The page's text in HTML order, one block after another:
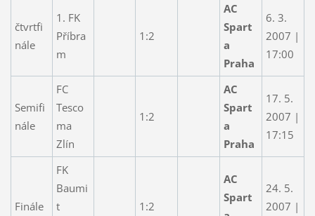
čtvrtfi
nále
1. FK
Příbra
m
1:2
AC
Spart
a
Praha
6. 3.
2007 |
17:00
Semifi
nále
FC
Tesco
ma
Zlín
1:2
AC
Spart
a
Praha
17. 5.
2007 |
17:15
Finále
FK
Baumi
t
1:2
AC
Spart
24. 5.
2007 |